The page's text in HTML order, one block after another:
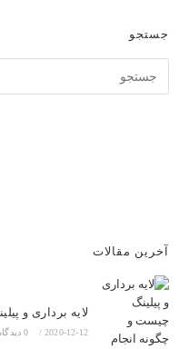
جستجو
وبسایت
آخرین مقالات
لایه برداری و
2020-12-12
/ 0 دیدگاه